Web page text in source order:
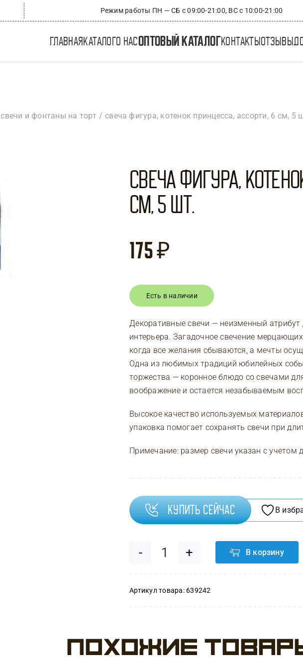
Режим работы ПН — СБ с 09:00-21:00, ВС с 10:00-21:00
главная каталого насоптовый каталогконтакты отзывы
свечи и фонтаны на торт свеча фигура, котенок принцесса, ассорти, 6 см, 5
Свеча Фигура,
см, 5 шт.
175₽
Есть в наличии
Декоративные свечи — неизменный
интерьера. Загадочное свечение
когда все желания сбываются, а мечты
Одна из любимых традиций юбилейных
торжества — коронное блюдо со свечами
воображение и остается незабываемым
Высокое качество используемых
упаковка помогает сохранять свечи при
Примечание: размер свечи указан с учетом
Купить сейчас В
Количество
товара
Котенок
В корзину
Артикул товара: 639242
Похожие